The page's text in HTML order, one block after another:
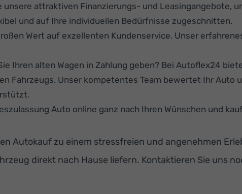
unsere attraktiven Finanzierungs- und Leasingangebote,
und auf Ihre individuellen Bedürfnisse zugeschnitten.
Wert auf exzellenten Kundenservice. Unser
Ihren alten Wagen in Zahlung geben? Bei Autoflex24
Fahrzeugs. Unser kompetentes Team bewertet Ihr Auto
Auto online ganz nach Ihren Wünschen und
Autokauf zu einem stressfreien und angenehmen
direkt nach Hause liefern. Kontaktieren Sie uns